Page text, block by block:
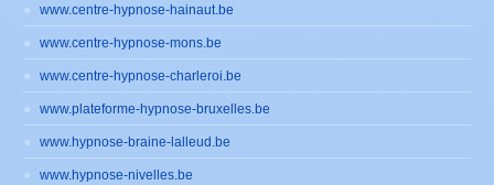
www.centre-hypnose-hainaut.be
www.centre-hypnose-mons.be
www.centre-hypnose-charleroi.be
www.plateforme-hypnose-bruxelles.be
www.hypnose-braine-lalleud.be
www.hypnose-nivelles.be